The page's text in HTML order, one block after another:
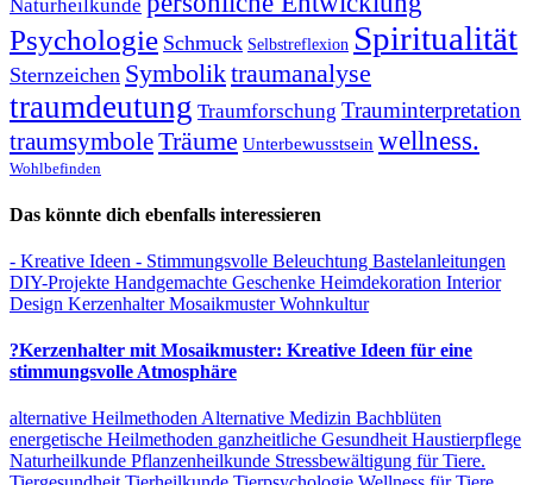
Naturheilkunde
Psychologie Schmuck Selbstreflexion Spiritualität
Sternzeichen Symboliktraumanalyse
traumdeutung Traumforschung Trauminterpretation
traumsymboleTräume Unterbewusstsein wellness.
Wohlbefinden
Das könnte dich ebenfalls interessieren
- Kreative Ideen - Stimmungsvolle Beleuchtung Bastelanleitungen
DIY-Projekte Handgemachte Geschenke Heimdekoration Interior
Design KerzenhalterMosaikmusterWohnkultur
?Kerzenhalter mit Mosaikmuster: Kreative Ideen für eine
stimmungsvolle Atmosphäre
alternative HeilmethodenAlternative Medizin Bachblüten
energetische Heilmethoden ganzheitliche GesundheitHaustierpflege
Naturheilkunde Pflanzenheilkunde Stressbewältigung für Tiere.